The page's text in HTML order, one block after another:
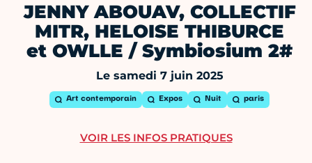
JENNY ABOUAV, COLLECTIF
MITR, HELOISE THIBURCE
et OWLLE / Symbiosium 2#
Le samedi 7 juin 2025
Art contemporain Expos Nuit paris
VOIR LES INFOS PRATIQUES